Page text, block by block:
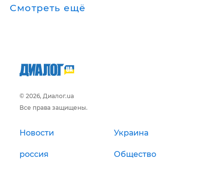
Смотреть ещё
© 2026, Диалог.ua
Все права защищены.
Новости Украина
россия Общество